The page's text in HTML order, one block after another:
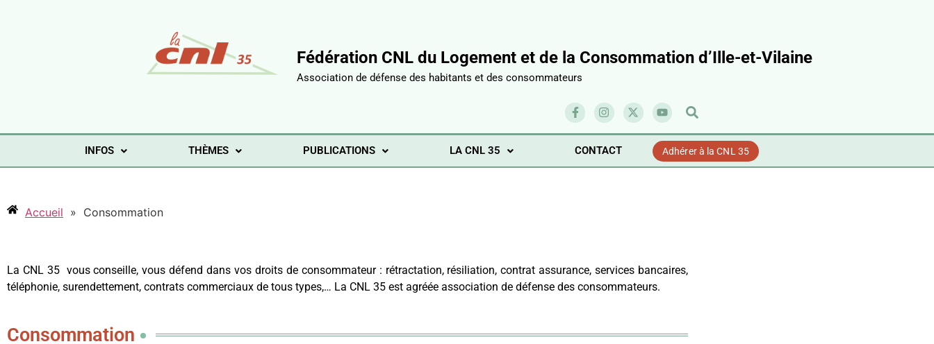
Fédération CNL du Logement et de la Consommation d’Ille-et-Vilaine
Association de défense des habitants et des consommateurs
INFOS THÈMES PUBLICATIONS LA CNL 35 CONTACT Adhérer à la CNL 35
Accueil » Consommation
La CNL 35 vous conseille, vous défend dans vos droits de consommateur : rétractation, résiliation, contrat assurance, services bancaires,
téléphonie, surendettement, contrats commerciaux de tous types,… La CNL 35 est agréée association de défense des consommateurs.
Consommation